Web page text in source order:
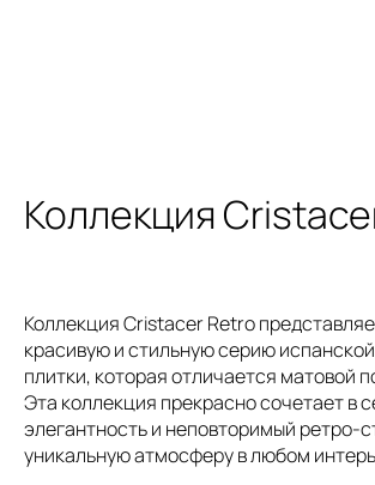
Коллекция
Коллекция Cristacer Retro
красивую и стильную серию
плитки, которая отличается матовой
Эта коллекция прекрасно сочетает в
элегантность и неповторимый ретро-
уникальную атмосферу в любом